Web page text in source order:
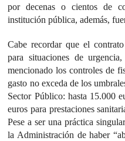
por decenas o cientos de
institución pública, además,
Cabe recordar que el
para situaciones de
mencionado los controles de
gasto no exceda de los
Sector Público: hasta 15.000
euros para prestaciones
Pese a ser una práctica
la Administración de haber